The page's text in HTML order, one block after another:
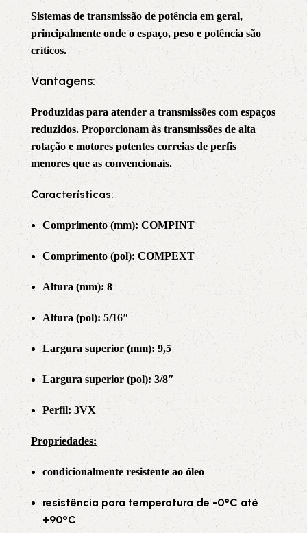
Sistemas de transmissão de potência em geral,
principalmente onde o espaço, peso e potência são
críticos.
Vantagens:
Produzidas para atender a transmissões com espaços
reduzidos. Proporcionam às transmissões de alta
rotação e motores potentes correias de perfis
menores que as convencionais.
Características:
Comprimento (mm): COMPINT
Comprimento (pol): COMPEXT
Altura (mm): 8
Altura (pol): 5/16″
Largura superior (mm): 9,5
Largura superior (pol): 3/8″
Perfil: 3VX
Propriedades:
condicionalmente resistente ao óleo
resistência para temperatura de -0°C até
+90°C